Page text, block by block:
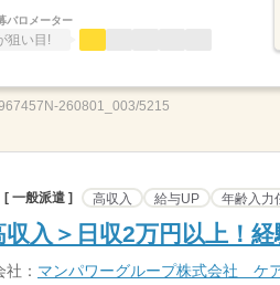
バロメーター
狙い目!
260801_003/5215
[ 一般派遣 ] 高収入 給与UP 年齢入力
収入＞日収2万円以上！
： マンパワーグループ株式会社 ケ